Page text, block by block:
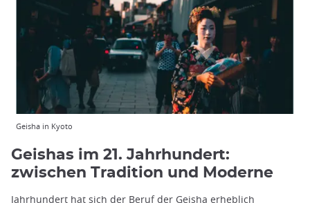
Geisha in Kyoto
Geishas im 21. Jahrhundert:
zwischen Tradition und Moderne
Jahrhundert hat sich der Beruf der Geisha erheblich